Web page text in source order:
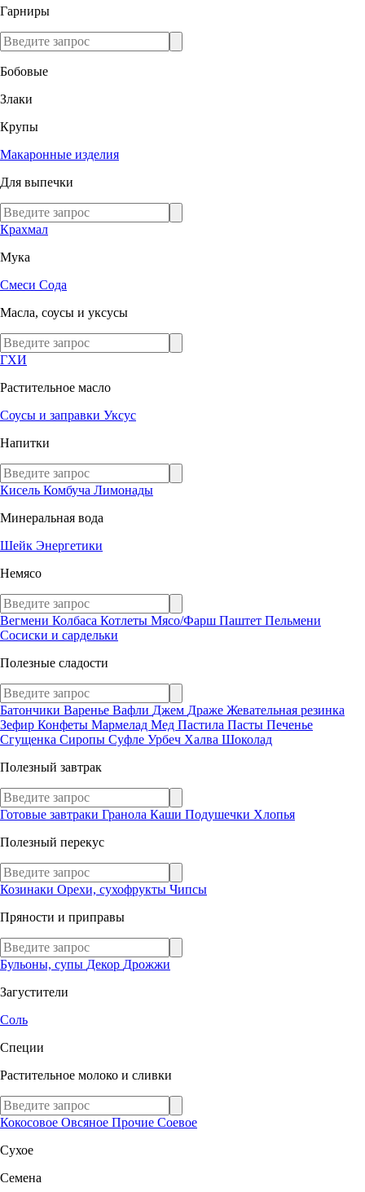
Гарниры
Бобовые
Злаки
Крупы
Макаронные изделия
Для выпечки
Крахмал
Мука
Смеси Сода
Масла, соусы и уксусы
ГХИ
Растительное масло
Соусы и заправки Уксус
Напитки
Кисель Комбуча Лимонады
Минеральная вода
Шейк Энергетики
Немясо
Вегмени Колбаса Котлеты Мясо/Фарш Паштет Пельмени
Сосиски и сардельки
Полезные сладости
Батончики Варенье Вафли Джем Драже Жевательная резинка
Зефир Конфеты Мармелад Мед Пастила Пасты Печенье
Сгущенка Сиропы Суфле Урбеч Халва Шоколад
Полезный завтрак
Готовые завтраки Гранола Каши Подушечки Хлопья
Полезный перекус
Козинаки Орехи, сухофрукты Чипсы
Пряности и приправы
Бульоны, супы Декор Дрожжи
Загустители
Соль
Специи
Растительное молоко и сливки
Кокосовое Овсяное Прочие Соевое
Сухое
Семена